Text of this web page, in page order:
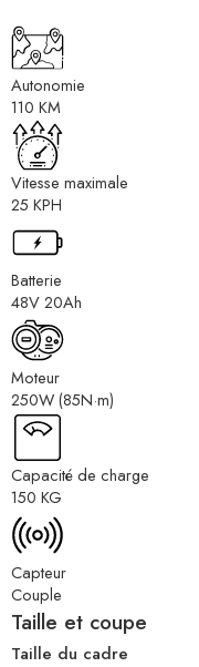
Autonomie
110 KM
Vitesse maximale
25 KPH
Batterie
48V 20Ah
Moteur
250W (85N·m)
Capacité de charge
150 KG
Capteur
Couple
Taille et coupe
Taille du cadre